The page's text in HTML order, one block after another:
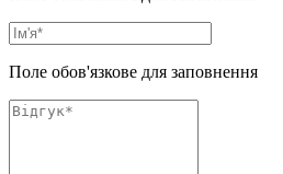
Поле обов'язкове для заповнення